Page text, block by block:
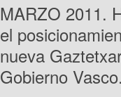
MARZO 2011.
el
nueva
Gobierno Vasco.